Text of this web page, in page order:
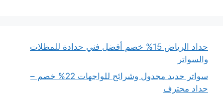
حداد الرياض 15% خصم أفضل فني حدادة للمظلات
والسواتر
سواتر حديد مجدول وشرائح للواجهات 22% خصم –
حداد محترف